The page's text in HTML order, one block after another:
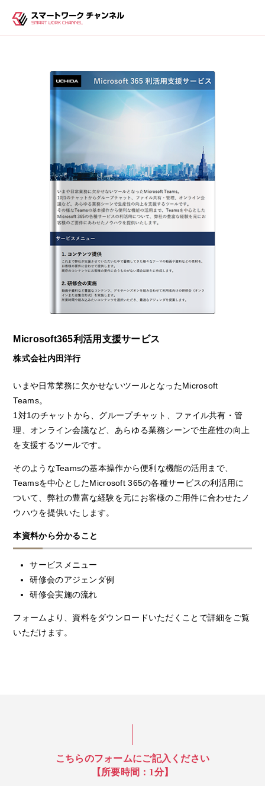
Microsoft365利活用支援サービス
株式会社内田洋行
いまや日常業務に欠かせないツールとなったMicrosoft
Teams。
1対1のチャットから、グループチャット、ファイル共有・管
理、オンライン会議など、あらゆる業務シーンで生産性の向上
を支援するツールです。
そのようなTeamsの基本操作から便利な機能の活用まで、
Teamsを中心としたMicrosoft 365の各種サービスの利活用に
ついて、弊社の豊富な経験を元にお客様のご用件に合わせたノ
ウハウを提供いたします。
本資料から分かること
サービスメニュー
研修会のアジェンダ例
研修会実施の流れ
フォームより、資料をダウンロードいただくことで詳細をご覧
いただけます。
こちらのフォームにご記入ください
【所要時間：1分】